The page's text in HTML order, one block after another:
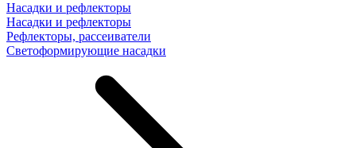
Насадки и рефлекторы
Насадки и рефлекторы
Рефлекторы, рассеиватели
Светоформирующие насадки